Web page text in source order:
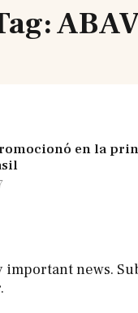
en la
important news.